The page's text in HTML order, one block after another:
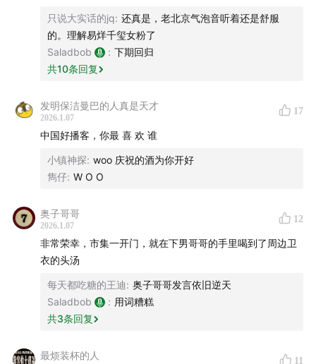
苹果电脑忘在共享单车被人捡了
关注WOO：小红书 ｜ 微博｜
只说大实话的jq: 还真是，老北京气泡音听着还是舒服
的。理解易烊千玺女粉了
Saladbob
: 下期回归
共10条回复
发明保洁曼巴的人真是天才
2026.1.07
17
中国好播客，你最 喜 欢 谁
小镇神探: woo 庆祝的酒为你开好
雋仔: W O O
奥子哥哥
2026.1.07
12
非常荣幸，市集一开门，就在下男哥哥的手里喝到了周边卫
衣的头汤
每天都吃糖的王迪: 奥子哥哥发言依旧逆天
Saladbob
: 用词糟糕
共3条回复
最烦装杯的人 11